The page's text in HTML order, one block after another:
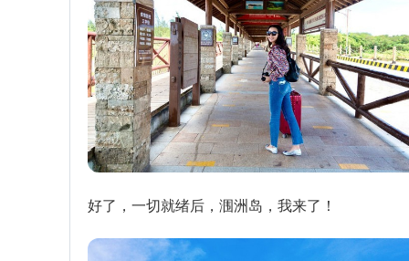
好了，一切就绪后，涠洲岛，我来了！